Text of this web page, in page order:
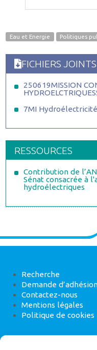
Eau et Energie Politiques
FICHIERS JOINTS
250619MISSION
7MI
RESSOURCES
Contribution de
Sénat consacrée à
hydroélectriques
Recherche
Demande
Contactez-nous
Mentions légales
Politique de cookies